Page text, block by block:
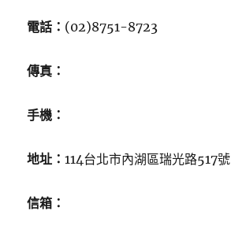
電話： (02)8751-8723
傳真：
手機：
地址：114台北市內湖區瑞光路517號
信箱：